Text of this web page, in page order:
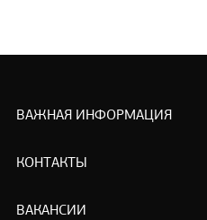
ВАЖНАЯ ИНФОРМАЦИЯ
КОНТАКТЫ
ВАКАНСИИ